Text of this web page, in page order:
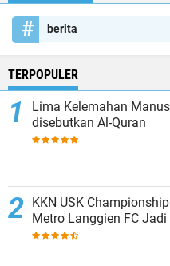
berita
TERPOPULER
Lima Kelemahan
disebutkan Al-Quran
KKN USK
Metro Langgien FC